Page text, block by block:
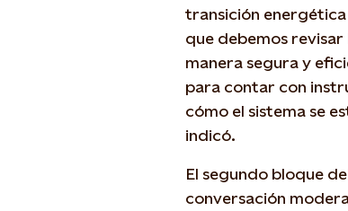
transición
que debemos
manera segura y
para contar con
cómo el sistema se
indicó.
El segundo bloque
conversación